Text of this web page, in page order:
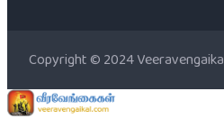
Copyright © 2024